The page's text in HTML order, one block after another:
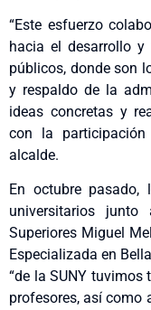
“Este esfuerzo
hacia el desarrollo y
públicos, donde son
y respaldo de la
ideas concretas y
con la
alcalde.
En octubre
universitarios
Superiores Miguel
Especializada en
“de la SUNY
profesores, así como